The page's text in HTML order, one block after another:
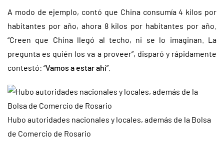
A modo de ejemplo, contó que China consumía 4 kilos por
habitantes por año, ahora 8 kilos por habitantes por año.
“Creen que China llegó al techo, ni se lo imaginan. La
pregunta es quién los va a proveer”, disparó y rápidamente
contestó: “Vamos a estar ahí”.
Hubo autoridades nacionales y locales, además de la Bolsa
de Comercio de Rosario